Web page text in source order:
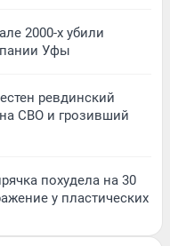
2000-х убили
Уфы
ревдинский
СВО и грозивший
похудела на 30
у пластических